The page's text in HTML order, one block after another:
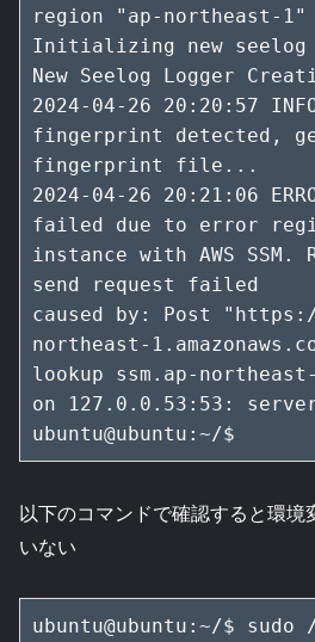
region "ap-northeast-1"
Initializing new seelog
New Seelog Logger
2024-04-26 20:20:57
fingerprint detected,
fingerprint file...
2024-04-26 20:21:06
failed due to error
instance with AWS SSM.
send request failed
caused by: Post
northeast-
lookup ssm.ap-northeast-
on 127.0.0.53:53:
ubuntu@ubuntu:~/$
以下のコマンドで確認すると環境
いない
ubuntu@ubuntu:~/$ sudo